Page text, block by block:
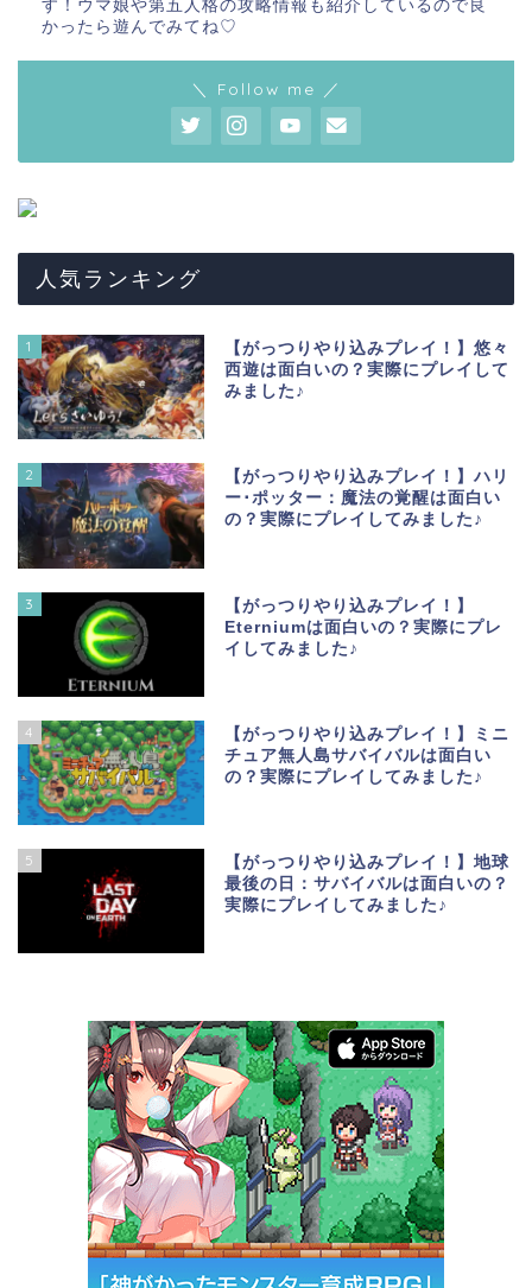
す！ウマ娘や第五人格の攻略情報も紹介しているので良
かったら遊んでみてね♡
＼ Follow me ／
人気ランキング
1
【がっつりやり込みプレイ！】悠々
西遊は面白いの？実際にプレイして
みました♪
2
【がっつりやり込みプレイ！】ハリ
ー･ポッター：魔法の覚醒は面白い
の？実際にプレイしてみました♪
3
【がっつりやり込みプレイ！】
Eterniumは面白いの？実際にプレ
イしてみました♪
4
【がっつりやり込みプレイ！】ミニ
チュア無人島サバイバルは面白い
の？実際にプレイしてみました♪
5
【がっつりやり込みプレイ！】地球
最後の日：サバイバルは面白いの？
実際にプレイしてみました♪